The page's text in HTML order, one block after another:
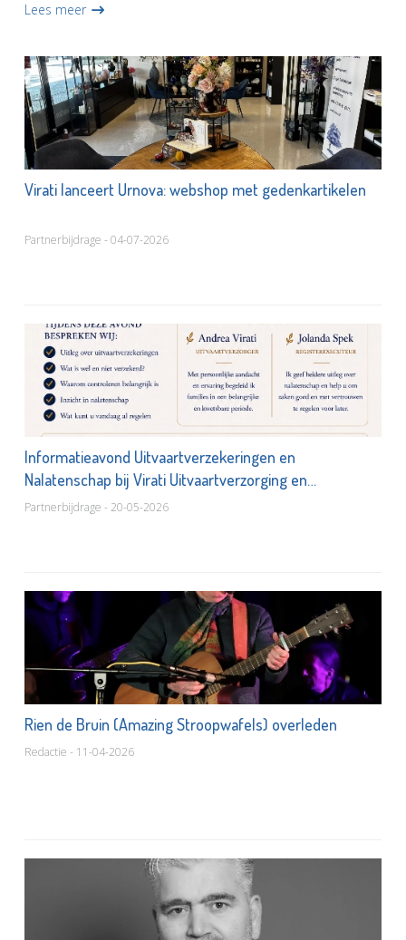
Lees meer
Virati lanceert Urnova: webshop met gedenkartikelen
Partnerbijdrage - 04-07-2026
Informatieavond Uitvaartverzekeringen en
Nalatenschap bij Virati Uitvaartverzorging en
Uitvaartwinkel
Partnerbijdrage - 20-05-2026
Rien de Bruin (Amazing Stroopwafels) overleden
Redactie - 11-04-2026